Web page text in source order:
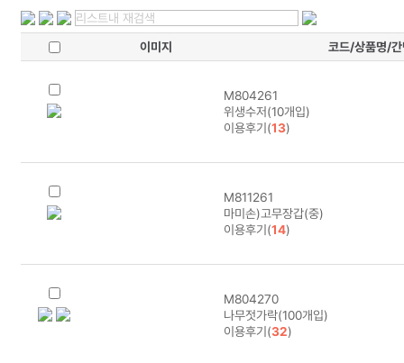
이미지 코드/상품명/간
M804261
위생수저(10개입)
이용후기(13)
M811261
마미손)고무장갑(중)
이용후기(14)
M804270
나무젓가락(100개입)
이용후기(32)